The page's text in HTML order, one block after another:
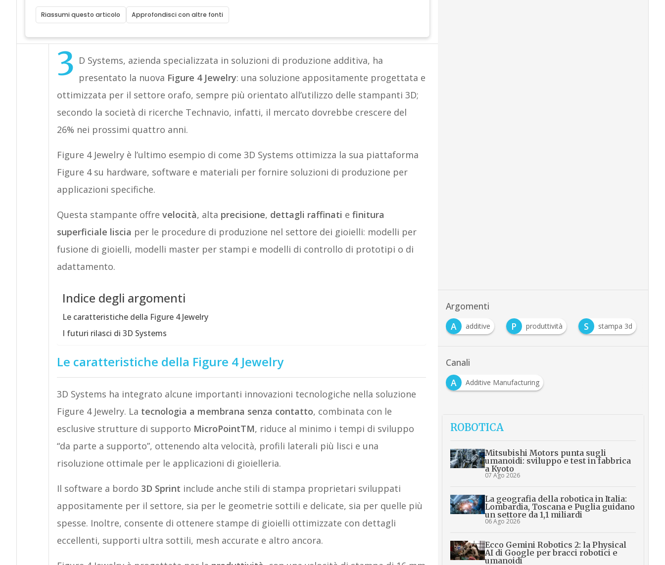
Riassumi questo articolo Approfondisci con altre fonti
3 D Systems, azienda specializzata in soluzioni di produzione additiva, ha
presentato la nuova Figure 4 Jewelry: una soluzione appositamente progettata e
ottimizzata per il settore orafo, sempre più orientato all’utilizzo delle stampanti 3D;
secondo la società di ricerche Technavio, infatti, il mercato dovrebbe crescere del
26% nei prossimi quattro anni.
Figure 4 Jewelry è l’ultimo esempio di come 3D Systems ottimizza la sua piattaforma
Figure 4 su hardware, software e materiali per fornire soluzioni di produzione per
applicazioni specifiche.
Questa stampante offre velocità, alta precisione, dettagli raffinati e finitura
superficiale liscia per le procedure di produzione nel settore dei gioielli: modelli per
fusione di gioielli, modelli master per stampi e modelli di controllo di prototipi o di
adattamento.
Indice degli argomenti
Le caratteristiche della Figure 4 Jewelry
I futuri rilasci di 3D Systems
Le caratteristiche della Figure 4 Jewelry
3D Systems ha integrato alcune importanti innovazioni tecnologiche nella soluzione
Figure 4 Jewelry. La tecnologia a membrana senza contatto, combinata con le
esclusive strutture di supporto MicroPointTM, riduce al minimo i tempi di sviluppo
“da parte a supporto”, ottenendo alta velocità, profili laterali più lisci e una
risoluzione ottimale per le applicazioni di gioielleria.
Il software a bordo 3D Sprint include anche stili di stampa proprietari sviluppati
appositamente per il settore, sia per le geometrie sottili e delicate, sia per quelle più
spesse. Inoltre, consente di ottenere stampe di gioielli ottimizzate con dettagli
eccellenti, supporti ultra sottili, mesh accurate e altro ancora.
Argomenti
A
additive P produttività S stampa 3d
Canali
A
Additive Manufacturing
ROBOTICA
Mitsubishi Motors punta sugli
umanoidi: sviluppo e test in fabbrica
a Kyoto
07 Ago 2026
La geografia della robotica in Italia:
Lombardia, Toscana e Puglia guidano
un settore da 1,1 miliardi
06 Ago 2026
Ecco Gemini Robotics 2: la Physical
AI di Google per bracci robotici e
umanoidi